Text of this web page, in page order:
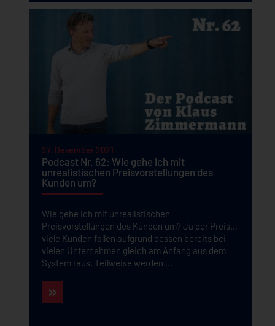
27. Dezember 2021
Podcast Nr. 62: Wie gehe ich mit
unrealistischen Preisvorstellungen des
Kunden um?
Wie gehe ich mit unrealistischen
Preisvorstellungen des Kunden um? Ja der Preis…
viele Kunden fallen aufgrund dessen bereits bei
vielen Unternehmen gleich am Anfang aus dem
System raus. Teilweise werden ...